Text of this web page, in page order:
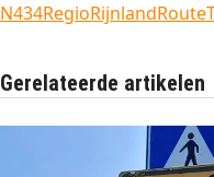
N434RegioRijnlandRoute
Gerelateerde artikelen